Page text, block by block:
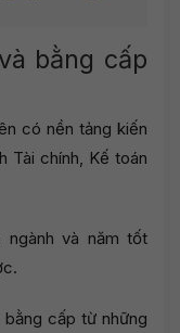
bằng cấp
có nền tảng kiến
Tài chính, Kế toán
ngành và năm tốt
cấp từ những